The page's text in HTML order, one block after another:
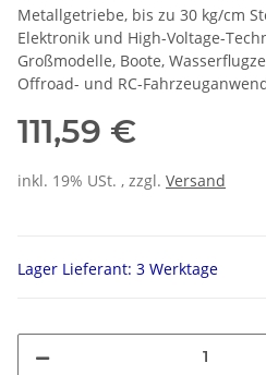
Metallgetriebe, bis zu 30 kg/cm
Elektronik und High-Voltage-
Großmodelle, Boote,
Offroad- und RC-
111,59 €
inkl. 19% USt. , zzgl. Versand
Lager Lieferant: 3 Werktage